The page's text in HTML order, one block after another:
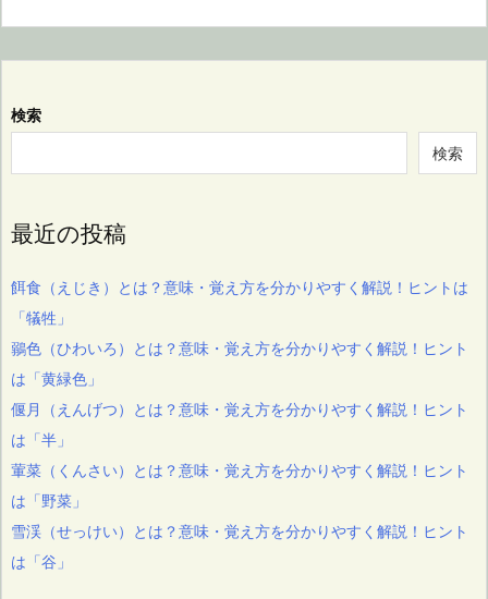
検索
検索
最近の投稿
餌食（えじき）とは？意味・覚え方を分かりやすく解説！ヒントは
「犠牲」
鶸色（ひわいろ）とは？意味・覚え方を分かりやすく解説！ヒント
は「黄緑色」
偃月（えんげつ）とは？意味・覚え方を分かりやすく解説！ヒント
は「半」
葷菜（くんさい）とは？意味・覚え方を分かりやすく解説！ヒント
は「野菜」
雪渓（せっけい）とは？意味・覚え方を分かりやすく解説！ヒント
は「谷」